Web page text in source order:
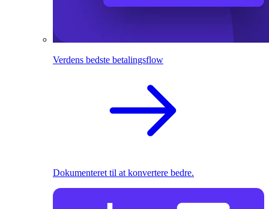
Verdens bedste betalingsflow
Dokumenteret til at konvertere bedre.